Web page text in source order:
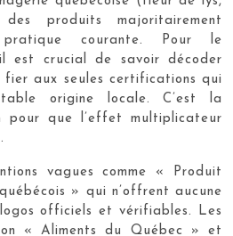
produits majoritairement
courante. Pour le
est crucial de savoir décoder
aux seules certifications qui
origine locale. C’est la
pour que l’effet multiplicateur
vagues comme « Produit
» qui n’offrent aucune
officiels et vérifiables. Les
« Aliments du Québec » et